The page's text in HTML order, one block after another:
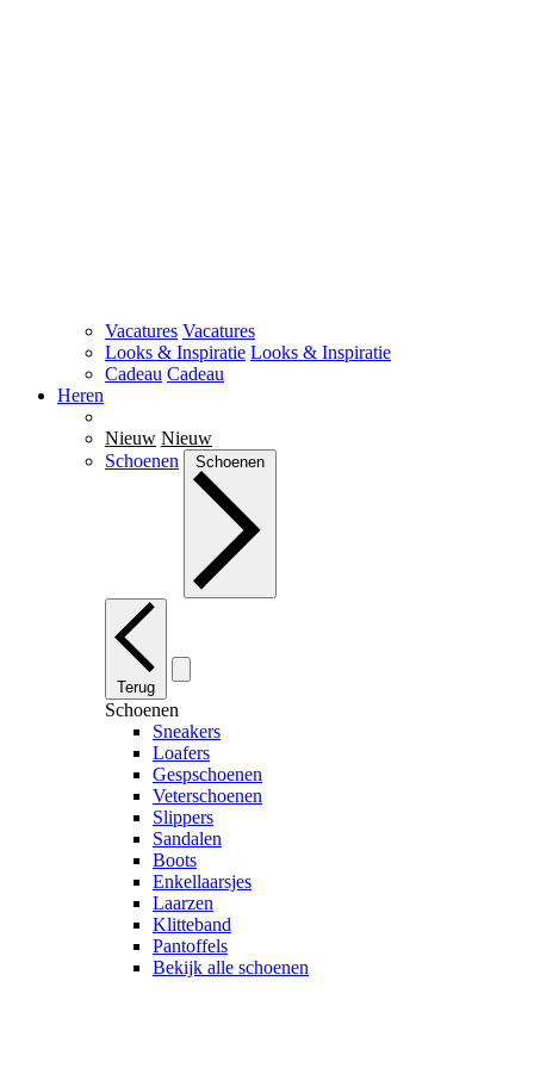
Vacatures Vacatures
Looks & Inspiratie Looks & Inspiratie
Cadeau Cadeau
Heren
Nieuw Nieuw
Schoenen
Schoenen
Terug
Schoenen
Sneakers
Loafers
Gespschoenen
Veterschoenen
Slippers
Sandalen
Boots
Enkellaarsjes
Laarzen
Klitteband
Pantoffels
Bekijk alle schoenen